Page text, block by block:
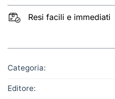
Resi facili e immediati
Categoria:
Editore: